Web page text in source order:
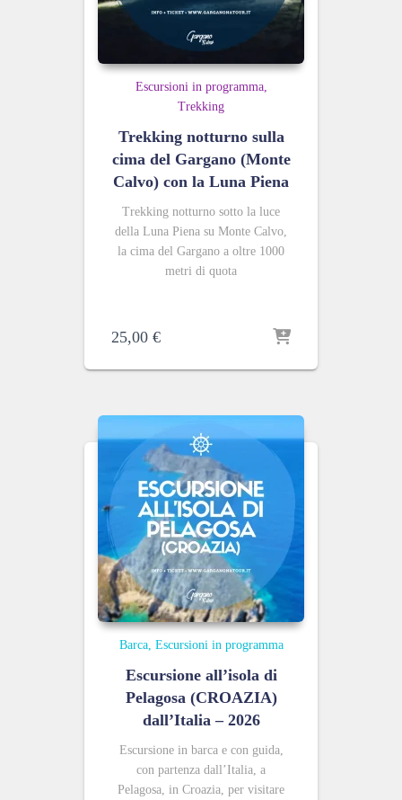
Escursioni in programma
Trekking
Trekking notturno sulla
cima del Gargano (Monte
Calvo) con la Luna Piena
Trekking notturno sotto la luce
della Luna Piena su Monte Calvo,
la cima del Gargano a oltre 1000
metri di quota
25,00 €
Barca Escursioni in programma
Escursione all’isola di
Pelagosa (CROAZIA)
dall’Italia – 2026
Escursione in barca e con guida,
con partenza dall’Italia, a
Pelagosa, in Croazia, per visitare